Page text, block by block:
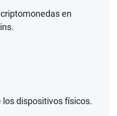
en
dispositivos físicos.